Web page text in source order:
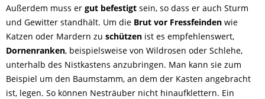
Außerdem muss er gut befestigt sein, so dass er auch Sturm
und Gewitter standhält. Um die Brut vor Fressfeinden wie
Katzen oder Mardern zu schützen ist es empfehlenswert,
Dornenranken, beispielsweise von Wildrosen oder Schlehe,
unterhalb des Nistkastens anzubringen. Man kann sie zum
Beispiel um den Baumstamm, an dem der Kasten angebracht
ist, legen. So können Nesträuber nicht hinaufklettern. Ein